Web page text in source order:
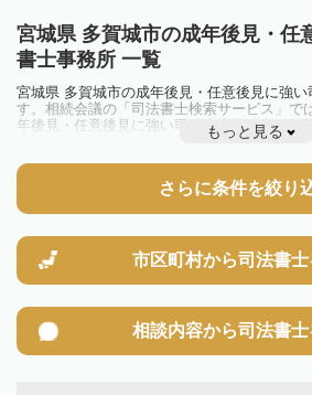
宮城県 多賀城市の成年後見・任
書士事務所 一覧
宮城県 多賀城市の成年後見・任意後見に強
す。相続会議の「司法書士検索サービス」で
年後見・任意後見に強い司法書士事務所を一
相続のトラブルやお悩みを抱えている方は一
もっと見る
さらに条件を絞り
市区町村から司法書
相談内容から司法書